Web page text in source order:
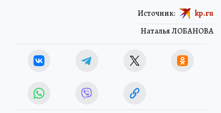
Наталья ЛОБАНОВА
Источник: kp.ru